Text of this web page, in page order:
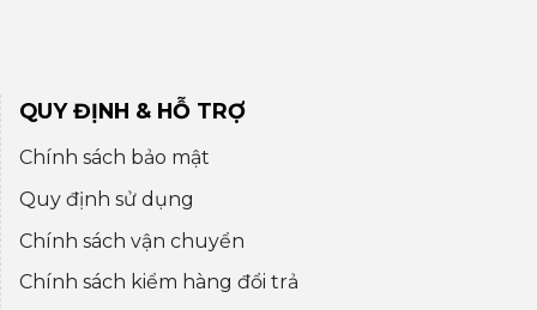
QUY ĐỊNH & HỖ TRỢ
Chính sách bảo mật
Quy định sử dụng
Chính sách vận chuyển
Chính sách kiểm hàng đổi trả